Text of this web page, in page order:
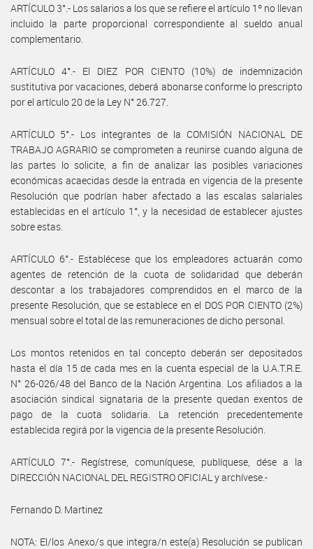
ARTÍCULO 3°.- Los salarios a los que se refiere el artículo 1º no llevan
incluido la parte proporcional correspondiente al sueldo anual
complementario.
ARTÍCULO 4°.- El DIEZ POR CIENTO (10%) de indemnización
sustitutiva por vacaciones, deberá abonarse conforme lo prescripto
por el artículo 20 de la Ley N° 26.727.
ARTÍCULO 5°.- Los integrantes de la COMISIÓN NACIONAL DE
TRABAJO AGRARIO se comprometen a reunirse cuando alguna de
las partes lo solicite, a fin de analizar las posibles variaciones
económicas acaecidas desde la entrada en vigencia de la presente
Resolución que podrían haber afectado a las escalas salariales
establecidas en el artículo 1°, y la necesidad de establecer ajustes
sobre estas.
ARTÍCULO 6°.- Establécese que los empleadores actuarán como
agentes de retención de la cuota de solidaridad que deberán
descontar a los trabajadores comprendidos en el marco de la
presente Resolución, que se establece en el DOS POR CIENTO (2%)
mensual sobre el total de las remuneraciones de dicho personal.
Los montos retenidos en tal concepto deberán ser depositados
hasta el día 15 de cada mes en la cuenta especial de la U.A.T.R.E.
N° 26-026/48 del Banco de la Nación Argentina. Los afiliados a la
asociación sindical signataria de la presente quedan exentos de
pago de la cuota solidaria. La retención precedentemente
establecida regirá por la vigencia de la presente Resolución.
ARTÍCULO 7°.- Regístrese, comuníquese, publíquese, dése a la
DIRECCIÓN NACIONAL DEL REGISTRO OFICIAL y archívese.-
Fernando D. Martinez
NOTA: El/los Anexo/s que integra/n este(a) Resolución se publican